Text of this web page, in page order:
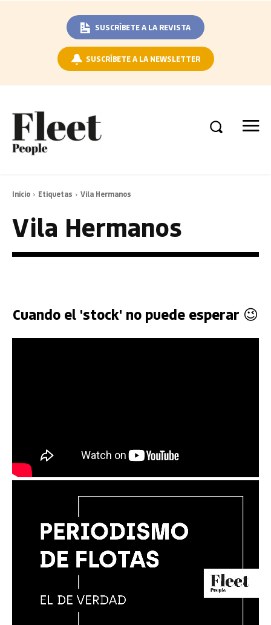
SUSCRÍBETE A LA REVISTA
SUSCRÍBETE A LA NEWSLETTER
Inicio Etiquetas Vila Hermanos
Vila Hermanos
Cuando el 'stock' no puede esperar 😉